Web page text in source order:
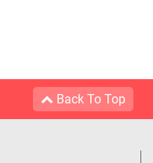
Back To Top